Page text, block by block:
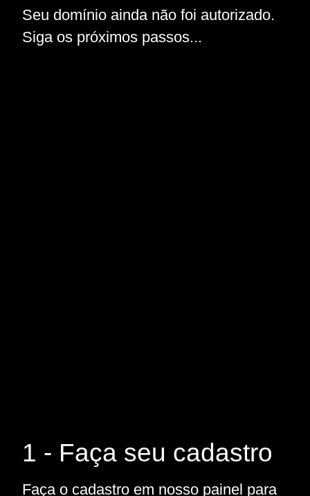
Seu domínio ainda não foi autorizado.
Siga os próximos passos...
1 - Faça seu cadastro
Faça o cadastro em nosso painel para